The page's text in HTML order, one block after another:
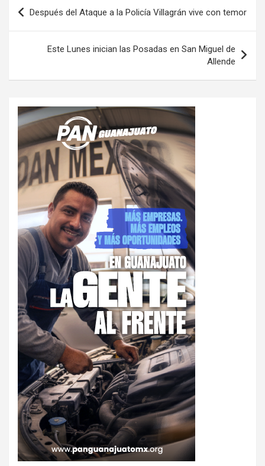
Navegación
de
entradas
Después del Ataque a la Policía Villagrán vive con temor
Este Lunes inician las Posadas en San Miguel de
Allende